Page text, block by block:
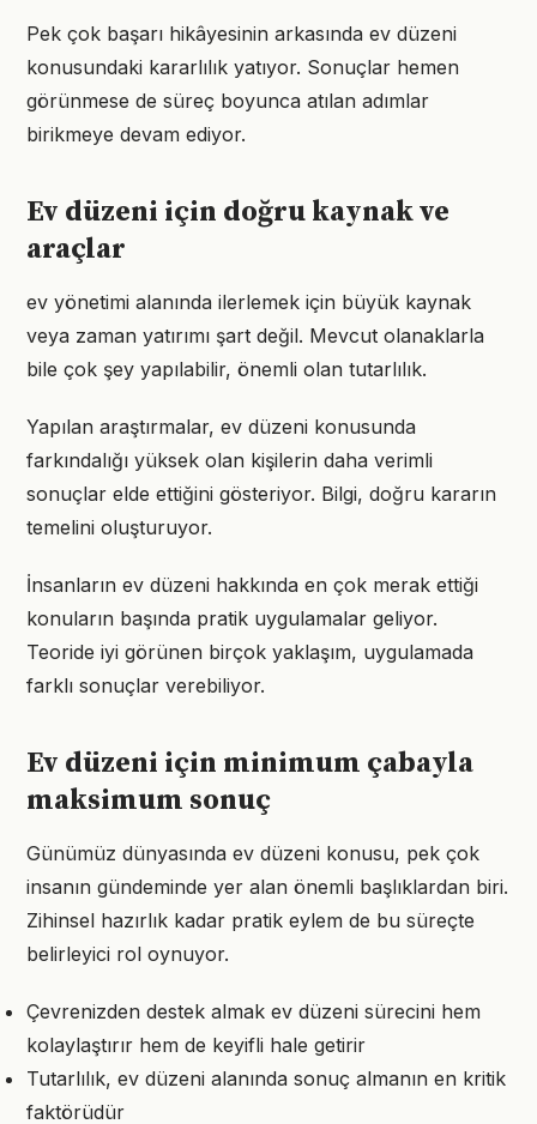
Pek çok başarı hikâyesinin arkasında ev düzeni
konusundaki kararlılık yatıyor. Sonuçlar hemen
görünmese de süreç boyunca atılan adımlar
birikmeye devam ediyor.
Ev düzeni için doğru kaynak ve
araçlar
ev yönetimi alanında ilerlemek için büyük kaynak
veya zaman yatırımı şart değil. Mevcut olanaklarla
bile çok şey yapılabilir, önemli olan tutarlılık.
Yapılan araştırmalar, ev düzeni konusunda
farkındalığı yüksek olan kişilerin daha verimli
sonuçlar elde ettiğini gösteriyor. Bilgi, doğru kararın
temelini oluşturuyor.
İnsanların ev düzeni hakkında en çok merak ettiği
konuların başında pratik uygulamalar geliyor.
Teoride iyi görünen birçok yaklaşım, uygulamada
farklı sonuçlar verebiliyor.
Ev düzeni için minimum çabayla
maksimum sonuç
Günümüz dünyasında ev düzeni konusu, pek çok
insanın gündeminde yer alan önemli başlıklardan biri.
Zihinsel hazırlık kadar pratik eylem de bu süreçte
belirleyici rol oynuyor.
Çevrenizden destek almak ev düzeni sürecini hem
kolaylaştırır hem de keyifli hale getirir
Tutarlılık, ev düzeni alanında sonuç almanın en kritik
faktörüdür